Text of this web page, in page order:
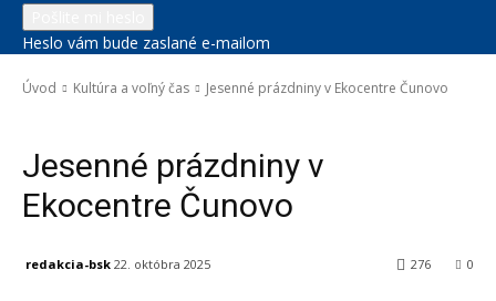
Heslo vám bude zaslané e-mailom
Úvod Kultúra a voľný čas Jesenné prázdniny v Ekocentre Čunovo
Jesenné prázdniny v
Ekocentre Čunovo
redakcia-bsk 22. októbra 2025 0
276